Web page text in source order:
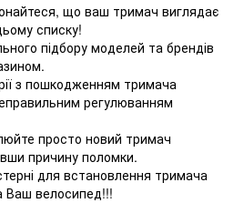
що ваш тримач виглядає
списку!
підбору моделей та брендів
з пошкодженням тримача
регулюванням
просто новий тримач
причину поломки.
для встановлення тримача
Ваш велосипед!!!